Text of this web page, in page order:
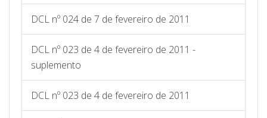
DCL nº 024 de 7 de fevereiro de 2011
DCL nº 023 de 4 de fevereiro de 2011 -
suplemento
DCL nº 023 de 4 de fevereiro de 2011